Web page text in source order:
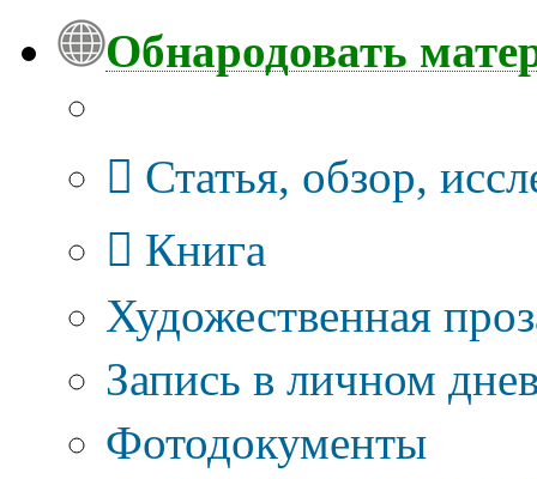
Обнародовать
Статья, обзор,
Книга
Художественная
Запись в личном
Фотодокументы